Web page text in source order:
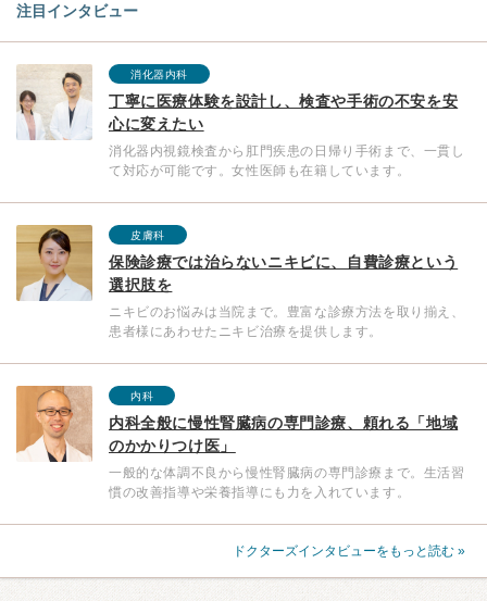
注目インタビュー
消化器内科
丁寧に医療体験を設計し、検査や手術の不安を安
心に変えたい
消化器内視鏡検査から肛門疾患の日帰り手術まで、一貫し
て対応が可能です。女性医師も在籍しています。
皮膚科
保険診療では治らないニキビに、自費診療という
選択肢を
ニキビのお悩みは当院まで。豊富な診療方法を取り揃え、
患者様にあわせたニキビ治療を提供します。
内科
内科全般に慢性腎臓病の専門診療、頼れる「地域
のかかりつけ医」
一般的な体調不良から慢性腎臓病の専門診療まで。生活習
慣の改善指導や栄養指導にも力を入れています。
ドクターズインタビューをもっと読む »